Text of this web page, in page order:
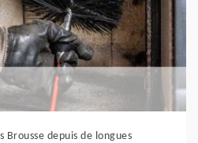
Brousse depuis de longues